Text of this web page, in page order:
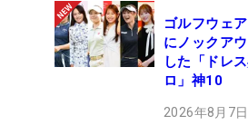
ゴルフウェ
にノックア
した「ドレ
ロ」神10
2026年8月7